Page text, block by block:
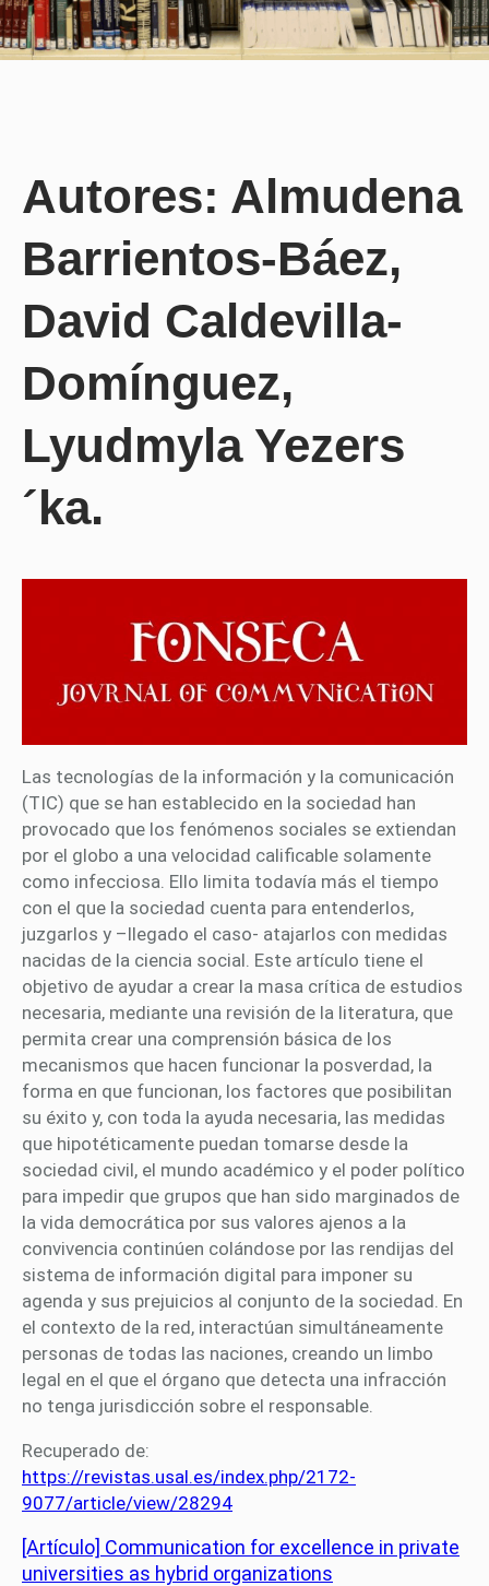
Autores: Almudena
Barrientos-Báez,
David Caldevilla-
Domínguez,
Lyudmyla Yezers
´ka.
Las tecnologías de la información y la comunicación
(TIC) que se han establecido en la sociedad han
provocado que los fenómenos sociales se extiendan
por el globo a una velocidad calificable solamente
como infecciosa. Ello limita todavía más el tiempo
con el que la sociedad cuenta para entenderlos,
juzgarlos y –llegado el caso- atajarlos con medidas
nacidas de la ciencia social. Este artículo tiene el
objetivo de ayudar a crear la masa crítica de estudios
necesaria, mediante una revisión de la literatura, que
permita crear una comprensión básica de los
mecanismos que hacen funcionar la posverdad, la
forma en que funcionan, los factores que posibilitan
su éxito y, con toda la ayuda necesaria, las medidas
que hipotéticamente puedan tomarse desde la
sociedad civil, el mundo académico y el poder político
para impedir que grupos que han sido marginados de
la vida democrática por sus valores ajenos a la
convivencia continúen colándose por las rendijas del
sistema de información digital para imponer su
agenda y sus prejuicios al conjunto de la sociedad. En
el contexto de la red, interactúan simultáneamente
personas de todas las naciones, creando un limbo
legal en el que el órgano que detecta una infracción
no tenga jurisdicción sobre el responsable.
Recuperado de:
https://revistas.usal.es/index.php/2172-
9077/article/view/28294
[Artículo] Communication for excellence in private
universities as hybrid organizations